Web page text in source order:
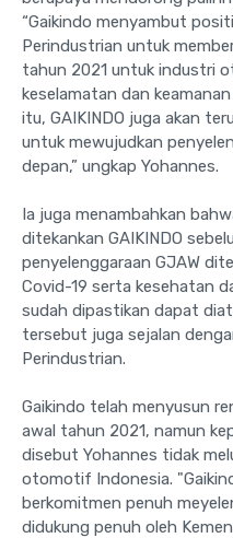
“Gaikindo menyambut
Perindustrian untuk
tahun 2021 untuk industri
keselamatan dan
itu, GAIKINDO juga akan
untuk mewujudkan
depan,” ungkap Yohannes.
Ia juga menambahkan
ditekankan GAIKINDO
penyelenggaraan GJAW
Covid-19 serta kesehatan
sudah dipastikan dapat
tersebut juga sejalan
Perindustrian.
Gaikindo telah menyusun
awal tahun 2021, namun
disebut Yohannes tidak
otomotif Indonesia.
berkomitmen penuh
didukung penuh oleh